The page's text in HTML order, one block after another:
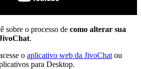
sobre o processo de como alterar sua
.
o aplicativo web da JivoChat ou
para Desktop.